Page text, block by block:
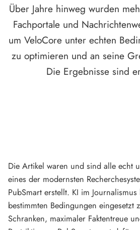
Über Jahre hinweg wurden
Fachportale und
um VeloCore unter echten
zu optimieren und an seine
Die Ergebnisse sind
Die Artikel waren und sind alle echt
eines der modernsten
PubSmart erstellt. KI im
bestimmten Bedingungen eingesetzt
Schranken, maximaler Faktentreue